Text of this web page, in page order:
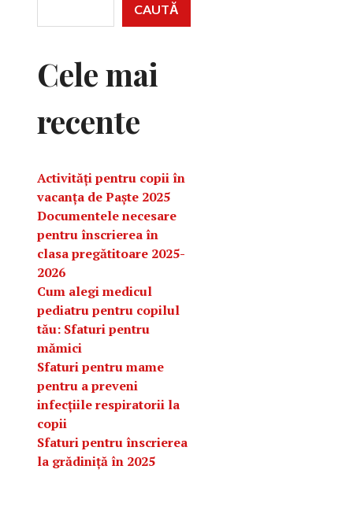
CAUTĂ
Cele mai
recente
Activități pentru copii în
vacanța de Paște 2025
Documentele necesare
pentru înscrierea în
clasa pregătitoare 2025-
2026
Cum alegi medicul
pediatru pentru copilul
tău: Sfaturi pentru
mămici
Sfaturi pentru mame
pentru a preveni
infecțiile respiratorii la
copii
Sfaturi pentru înscrierea
la grădiniță în 2025